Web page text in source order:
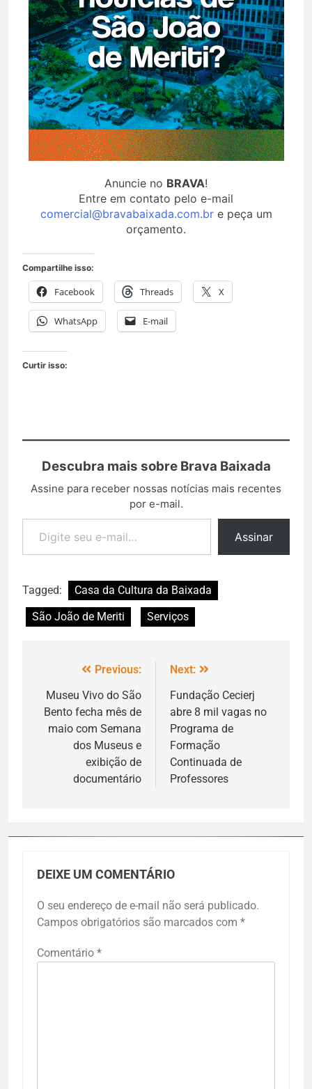
Anuncie no BRAVA!
Entre em contato pelo e-mail
comercial@bravabaixada.com.bre peça um
orçamento.
Compartilhe isso:
Facebook Threads X
WhatsApp E-mail
Curtir isso:
Descubra mais sobre Brava Baixada
Assine para receber nossas notícias mais recentes
por e-mail.
Assinar
Tagged:
Casa da Cultura da Baixada
São João de Meriti
Serviços
Previous:
Museu Vivo do São
Bento fecha mês de
maio com Semana
dos Museus e
exibição de
documentário
Next:
Fundação Cecierj
abre 8 mil vagas no
Programa de
Formação
Continuada de
Professores
DEIXE UM COMENTÁRIO
O seu endereço de e-mail não será publicado.
Campos obrigatórios são marcados com *
Comentário *